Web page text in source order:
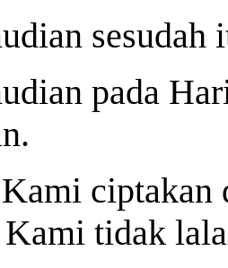
sesudah
pada
ciptakan
tidak